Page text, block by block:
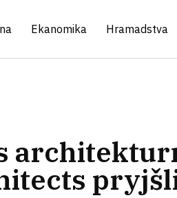
Ekanomika Hramadstva